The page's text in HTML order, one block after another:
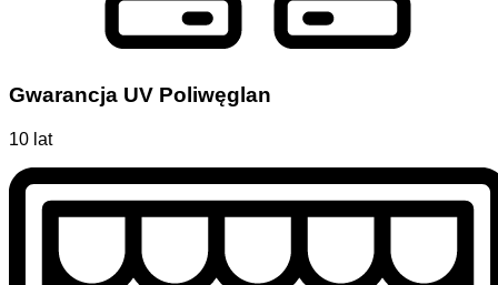
Gwarancja UV Poliwęglan
10 lat